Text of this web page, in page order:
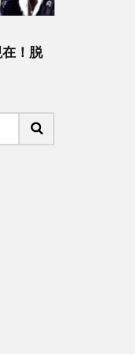
在！脱